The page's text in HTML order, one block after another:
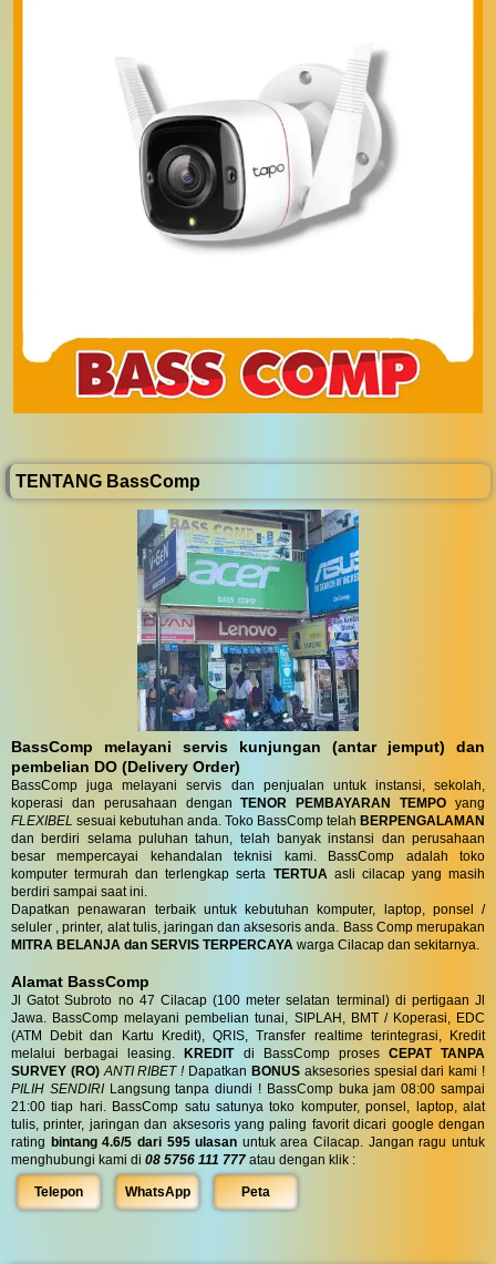
TENTANG BassComp
BassComp melayani servis kunjungan (antar jemput) dan
pembelian DO (Delivery Order)
BassComp juga melayani servis dan penjualan untuk instansi, sekolah,
koperasi dan perusahaan denganTENOR PEMBAYARAN TEMPO yang
FLEXIBEL sesuai kebutuhan anda. Toko BassComp telah BERPENGALAMAN
dan berdiri selama puluhan tahun, telah banyak instansi dan perusahaan
besar mempercayai kehandalan teknisi kami. BassComp adalah toko
komputer termurah dan terlengkap serta TERTUA asli cilacap yang masih
berdiri sampai saat ini.
Dapatkan penawaran terbaik untuk kebutuhan komputer, laptop, ponsel /
seluler , printer, alat tulis, jaringan dan aksesoris anda. Bass Comp merupakan
MITRA BELANJA dan SERVIS TERPERCAYA warga Cilacap dan sekitarnya.
Alamat BassComp
Jl Gatot Subroto no 47 Cilacap (100 meter selatan terminal) di pertigaan Jl
Jawa. BassComp melayani pembelian tunai, SIPLAH, BMT / Koperasi, EDC
(ATM Debit dan Kartu Kredit), QRIS, Transfer realtime terintegrasi, Kredit
melalui berbagai leasing.KREDITdi BassComp proses CEPAT TANPA
SURVEY (RO) ANTI RIBET !Dapatkan BONUSaksesories spesial dari kami !
PILIH SENDIRILangsung tanpa diundi ! BassComp buka jam 08:00 sampai
21:00 tiap hari. BassComp satu satunya toko komputer, ponsel, laptop, alat
tulis, printer, jaringan dan aksesoris yang paling favorit dicari google dengan
rating bintang 4.6/5 dari 595 ulasan untuk area Cilacap. Jangan ragu untuk
menghubungi kami di 08 5756 111 777 atau dengan klik :
Telepon WhatsApp Peta